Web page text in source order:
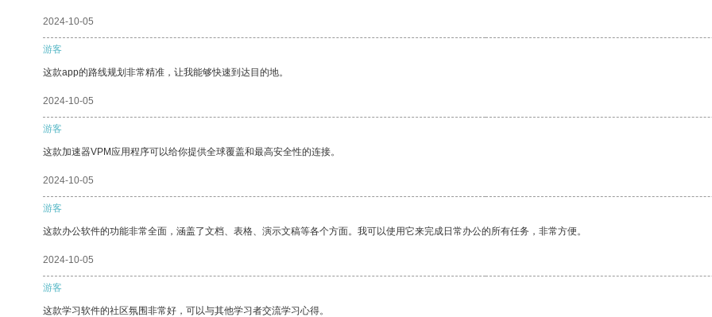
2024-10-05
游客
这款app的路线规划非常精准，让我能够快速到达目的地。
2024-10-05
游客
这款加速器VPM应用程序可以给你提供全球覆盖和最高安全性的连接。
2024-10-05
游客
这款办公软件的功能非常全面，涵盖了文档、表格、演示文稿等各个方面。我可以使用它来完成日常办公的所有任务，非常方便。
2024-10-05
游客
这款学习软件的社区氛围非常好，可以与其他学习者交流学习心得。